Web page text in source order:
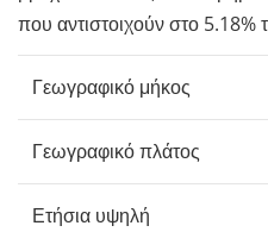
που αντιστοιχούν στο 5.18%
Γεωγραφικό μήκος
Γεωγραφικό πλάτος
Ετήσια υψηλή